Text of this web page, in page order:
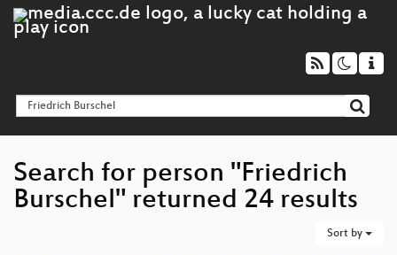
Search for person "Friedrich
Burschel" returned 24 results
Sort by